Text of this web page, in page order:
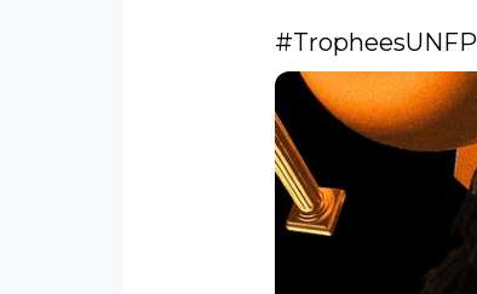
#TropheesUNFP